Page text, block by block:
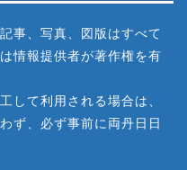
事、写真、図版はすべて
情報提供者が著作権を有
して利用される場合は、
ず、必ず事前に両丹日日